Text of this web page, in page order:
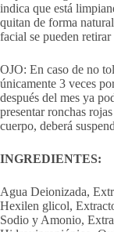
indica que está
quitan de forma
facial se pueden
OJO: En caso de no
únicamente 3 veces
después del mes ya
presentar ronchas
cuerpo, deberá
INGREDIENTES:
Agua Deionizada,
Hexilen glicol,
Sodio y Amonio,